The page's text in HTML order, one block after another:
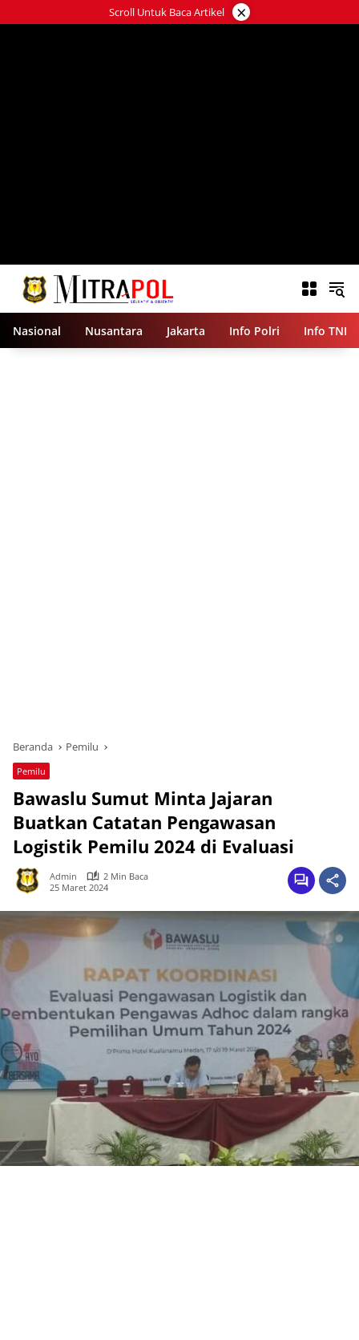
ke
Scroll Untuk Baca Artikel ×
Nasional Nusantara Jakarta Info Polri Info TNI
Beranda Pemilu
Pemilu
Bawaslu Sumut Minta Jajaran
Buatkan Catatan Pengawasan
Logistik Pemilu 2024 di Evaluasi
Admin
2 Min Baca
25 Maret 2024